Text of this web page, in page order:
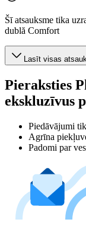
Šī atsauksme tika
dublă Comfort
Lasīt visas
Pieraksties
ekskluzīvus
Piedāvājumi
Agrīna
Padomi par